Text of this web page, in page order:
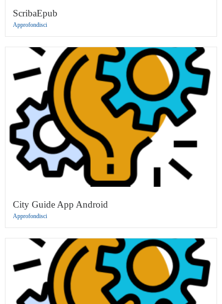
ScribaEpub
Approfondisci
City Guide App Android
Approfondisci